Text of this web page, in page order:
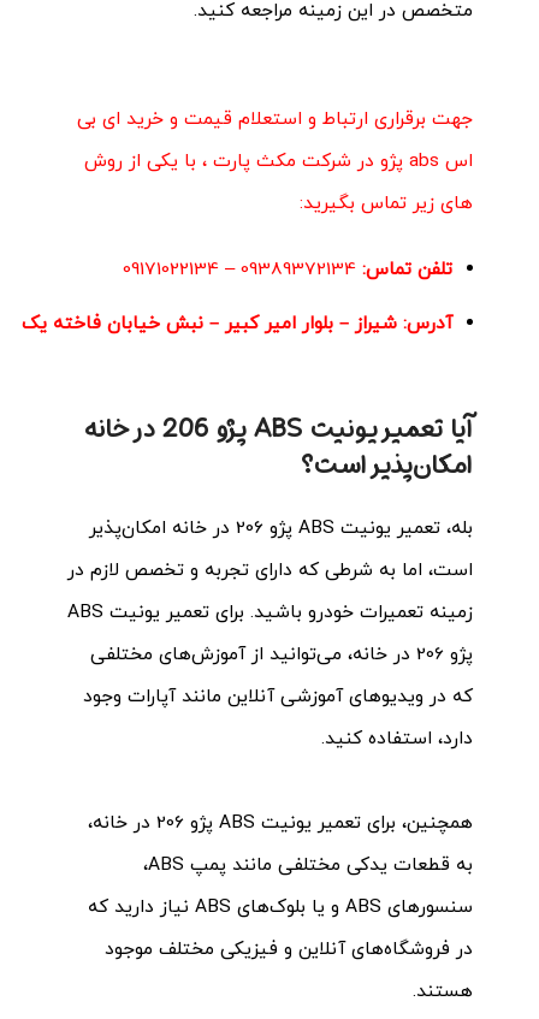
متخصص در این زمینه مراجعه کنید.
جهت برقراری ارتباط و استعلام قیمت و خرید ای بی
اس abs پژو در
شرکت مکث پارت ، با یکی از روش
های زیر تماس بگیرید:
تلفن تماس: 09389372134
–
09171022134
آدرس: شیراز – بلوار امیر کبیر – نبش خیابان فاخته یک
آیا تعمیر یونیت ABS پژو 206 در خانه
امکان‌پذیر است؟
بله، تعمیر یونیت ABS پژو 206 در خانه امکان‌پذیر
است، اما به شرطی که دارای تجربه و تخصص لازم در
زمینه تعمیرات خودرو باشید. برای تعمیر یونیت ABS
پژو 206 در خانه، می‌توانید از آموزش‌های مختلفی
که در ویدیوهای آموزشی آنلاین مانند آپارات وجود
دارد، استفاده کنید.
همچنین، برای تعمیر یونیت ABS پژو 206 در خانه،
به قطعات یدکی مختلفی مانند پمپ ABS،
سنسورهای ABS و یا بلوک‌های ABS نیاز دارید که
در فروشگاه‌های آنلاین و فیزیکی مختلف موجود
هستند.